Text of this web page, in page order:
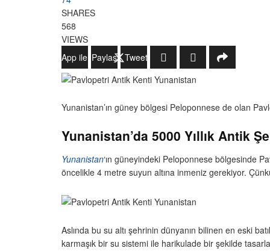
SHARES
568
VIEWS
WhatsApp ile Gönder
Paylaş Tweetle
Yunanistan’ın güney bölgesi Peloponnese de olan
Yunanistan’da 5000 Yıllık Antik
Yunanistan‘ın güneyindeki Peloponnese bölgesinde
öncelikle 4 metre suyun altına inmeniz gerekiyor.
Aslında bu su altı şehrinin dünyanın bilinen en eski
karmaşık bir su sistemi ile harikulade bir şekilde